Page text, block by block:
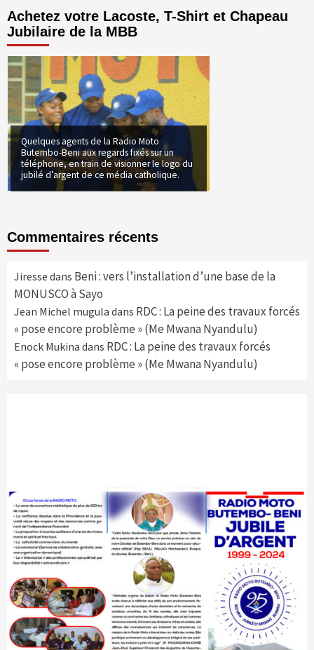
Achetez votre Lacoste, T-Shirt et Chapeau
Jubilaire de la MBB
Quelques agents de la Radio Moto
Butembo-Beni aux regards fixés sur un
téléphone, en train de visionner le logo du
jubilé d’argent de ce média catholique.
Commentaires récents
Jiresse dans Beni : vers l’installation d’une base de la
MONUSCO à Sayo
Jean Michel mugula dans RDC : La peine des travaux forcés
« pose encore problème » (Me Mwana Nyandulu)
Enock Mukina dans RDC : La peine des travaux forcés
« pose encore problème » (Me Mwana Nyandulu)